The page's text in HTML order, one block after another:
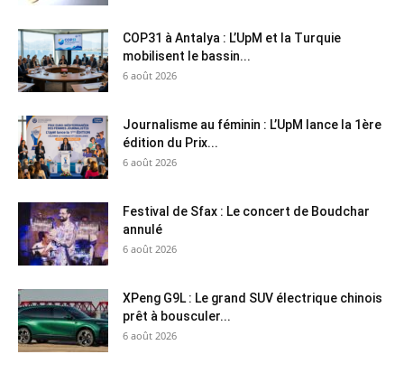
COP31 à Antalya : L’UpM et la Turquie
mobilisent le bassin...
6 août 2026
Journalisme au féminin : L’UpM lance la 1ère
édition du Prix...
6 août 2026
Festival de Sfax : Le concert de Boudchar
annulé
6 août 2026
XPeng G9L : Le grand SUV électrique chinois
prêt à bousculer...
6 août 2026